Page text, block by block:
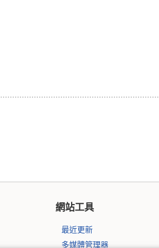
網站工具
最近更新
多媒體管理器